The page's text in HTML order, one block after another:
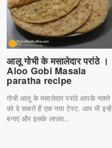
आलू गोभी के मसालेदार परांठे ।
Aloo Gobi Masala
paratha recipe
गोभी आलू के मसालेदार परांठे आपके नाश्ते
को दे सकते हैं एक नया टेस्ट. आप भी इन्हें
बनाएं और इसके लाज़व...